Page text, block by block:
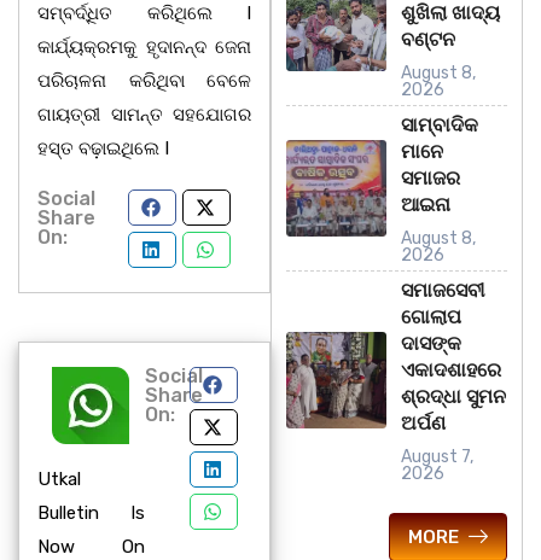
ସମ୍ବର୍ଦ୍ଧିତ କରିଥିଲେ I
କାର୍ଯ୍ୟକ୍ରମକୁ ହୃଦାନନ୍ଦ ଜେନା
ପରିଚାଳନା କରିଥିବା ବେଳେ
ଗାୟତ୍ରୀ ସାମନ୍ତ ସହଯୋଗର
ହସ୍ତ ବଢ଼ାଇଥିଲେ I
Social
Share
On:
Utkal
Bulletin Is
Now On
Social
Share
On:
ଶୁଖିଲା ଖାଦ୍ୟ
ବଣ୍ଟନ
August 8,
2026
ସାମ୍ବାଦିକ
ମାନେ
ସମାଜର
ଆଇନା
August 8,
2026
ସମାଜସେବୀ
ଗୋଲାପ
ଦାସଙ୍କ
ଏକାଦଶାହରେ
ଶ୍ରଦ୍ଧା ସୁମନ
ଅର୍ପଣ
August 7,
2026
MORE